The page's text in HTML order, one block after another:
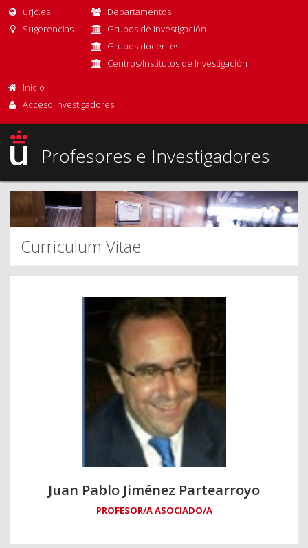
urjc.es
Sugerencias
Departamentos
Grupos de investigación
Grupos docentes
Centros/Institutos de Investigación
Inicio
Acceso Investigadores
Profesores e Investigadores
Curriculum Vitae
Juan Pablo Jiménez Partearroyo
PROFESOR/A ASOCIADO/A